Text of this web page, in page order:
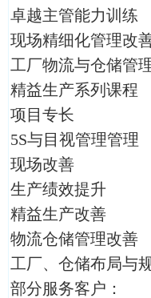
卓越主管能力训练
现场精细化管理改
工厂物流与仓储管
精益生产系列课程
项目专长
5S与目视管理管理
现场改善
生产绩效提升
精益生产改善
物流仓储管理改善
工厂、仓储布局与
部分服务客户：